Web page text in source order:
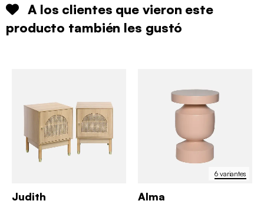
A los clientes que vieron este
producto también les gustó
Judith
6 variantes
Alma